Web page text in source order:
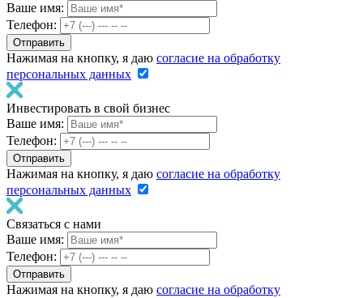
Ваше имя:
Телефон:
Нажимая на кнопку, я даю согласие на обработку
персональных данных
Инвестировать в свой бизнес
Ваше имя:
Телефон:
Нажимая на кнопку, я даю согласие на обработку
персональных данных
Связаться с нами
Ваше имя:
Телефон:
Нажимая на кнопку, я даю согласие на обработку